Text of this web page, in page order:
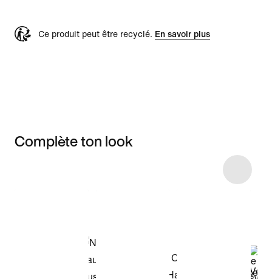
Ce produit peut être recyclé. En savoir plus
Complète ton look